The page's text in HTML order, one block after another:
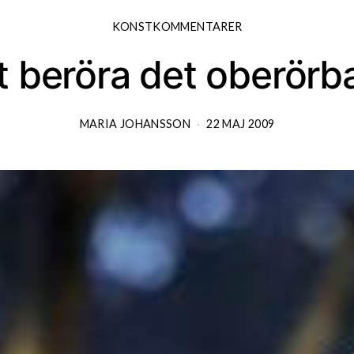
KONSTKOMMENTARER
beröra det
MARIA JOHANSSON 22 MAJ 2009